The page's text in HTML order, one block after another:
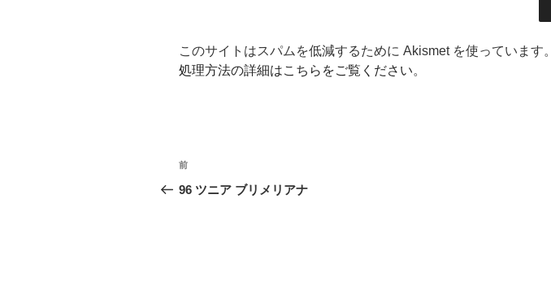
このサイトはスパムを低減するために Akismet を使っています。
処理方法の詳細はこちらをご覧ください。
投
稿
前
の
前
96 ツニア ブリメリアナ